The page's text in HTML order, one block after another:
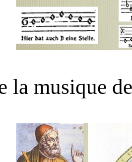
la musique